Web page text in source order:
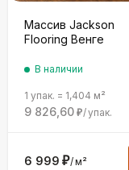
Массив Jackson
Flooring Венге
В наличии
1 упак. = 1,404 м²
9 826,60 ₽/упак.
6 999 ₽/м²